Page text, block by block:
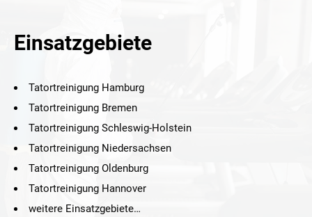
Einsatzgebiete
Tatortreinigung Hamburg
Tatortreinigung Bremen
Tatortreinigung Schleswig-Holstein
Tatortreinigung Niedersachsen
Tatortreinigung Oldenburg
Tatortreinigung Hannover
weitere Einsatzgebiete…